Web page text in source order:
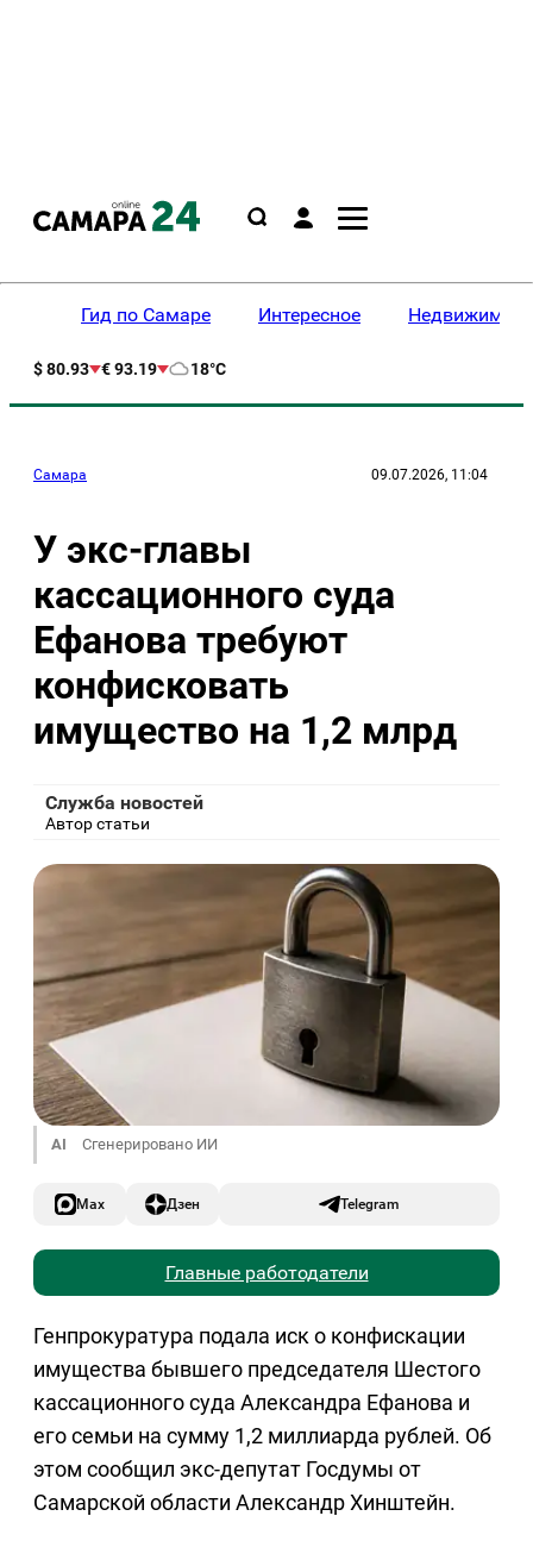
Гид по Самаре Интересное
$ 80.93 € 93.19 18°C
Самара 09.07.2026, 11:04
У экс-главы
кассационного суда
Ефанова требуют
конфисковать
имущество на 1,2 млрд
Служба новостей
Автор статьи
AI Сгенерировано ИИ
Max Дзен Telegram
Главные работодатели
Генпрокуратура подала иск о конфискации
имущества бывшего председателя Шестого
кассационного суда Александра Ефанова и
его семьи на сумму 1,2 миллиарда рублей. Об
этом сообщил экс-депутат Госдумы от
Самарской области Александр Хинштейн.